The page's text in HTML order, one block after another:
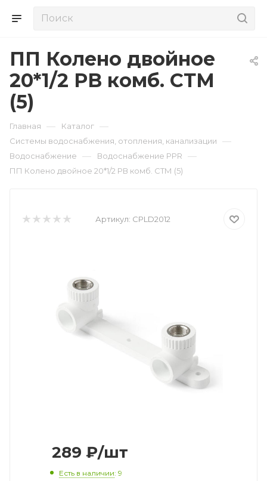
ПП Колено двойное
20*1/2 РВ комб. СТМ
(5)
Главная — Каталог —
Системы водоснабжения, отопления, канализации —
Водоснабжение — Водоснабжение PPR —
ПП Колено двойное 20*1/2 РВ комб. СТМ (5)
Артикул: CPLD2012
289 ₽/шт
Есть в наличии: 9